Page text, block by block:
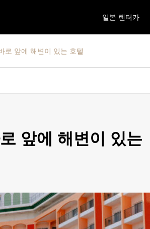
일본 렌터카
로 앞에 해변이 있는 호텔
앞에 해변이 있는